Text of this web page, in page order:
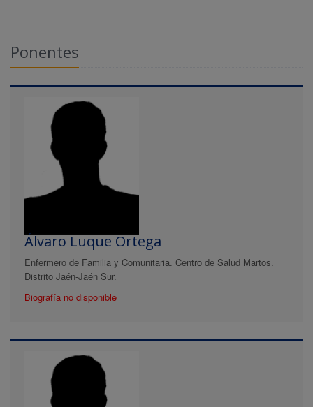
Ponentes
Álvaro Luque Ortega
Enfermero de Familia y Comunitaria. Centro de Salud Martos.
Distrito Jaén-Jaén Sur.
Biografía no disponible